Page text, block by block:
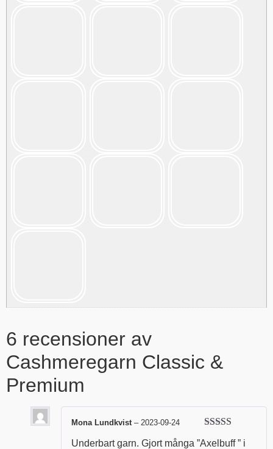
6 recensioner av
Cashmeregarn Classic &
Premium
av 5
Mona Lundkvist – 2023-09-24
Underbart garn. Gjort många ”Axelbuff ” i